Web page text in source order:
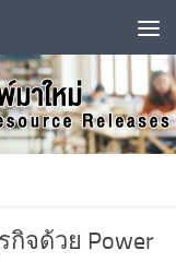
จด้วย Power